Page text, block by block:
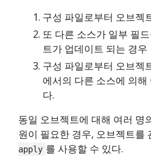
구성 파일로부터 오브젝
또 다른 소스가 일부 필
트가 업데이트 되는 경우
구성 파일로부터 오브젝
에서의 다른 소스에 의
다.
동일 오브젝트에 대해 여러 명
원이 필요한 경우, 오브젝트를
apply 를 사용할 수 있다.